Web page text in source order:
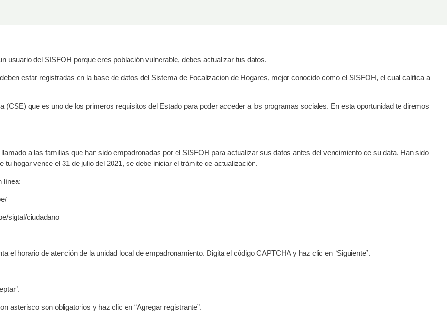
usuario del SISFOH porque eres población vulnerable, debes actualizar tus datos.
estar registradas en la base de datos del Sistema de Focalización de Hogares, mejor conocido como el SISFOH, el cual califica a
que es uno de los primeros requisitos del Estado para poder acceder a los programas sociales. En esta oportunidad te diremos
a las familias que han sido empadronadas por el SISFOH para actualizar sus datos antes del vencimiento de su data. Han sido
hogar vence el 31 de julio del 2021, se debe iniciar el trámite de actualización.
línea:
sigtal/ciudadano
el horario de atención de la unidad local de empadronamiento. Digita el código CAPTCHA y haz clic en “Siguiente”.
asterisco son obligatorios y haz clic en “Agregar registrante”.